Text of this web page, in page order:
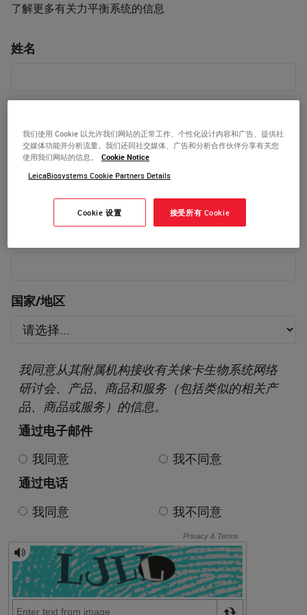
了解更多有关力平衡系统的信息
姓名
组织/机构
国家/地区
我同意从其附属机构接收有关徕卡生物系统网络
研讨会、产品、商品和服务（包括类似的相关产
品、商品或服务）的信息。
通过电子邮件
我同意
我不同意
通过电话
我同意
我不同意
我们使用 Cookie 以允许我们网站的正常工作、个性化设计内容和广告、提供社
交媒体功能并分析流量。我们还同社交媒体、广告和分析合作伙伴分享有关您
使用我们网站的信息。
Cookie Notice
LeicaBiosystems Cookie Partners Details
Cookie 设置 接受所有 Cookie